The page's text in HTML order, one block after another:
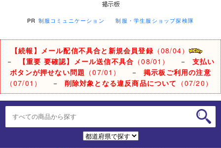
PR 制服コミュニケーション 制服・学生服ショップ探検隊
【続報】メール配信不具合と新規会員登録 （08/04）
－
【重要 要確認】メール送信不具合 （08/01） － 支払い
ボタンが押せない問題 （07/01） － 掲示板ご利用の注意
（07/01）
－ 削除対象となる違反商品について （07/20）